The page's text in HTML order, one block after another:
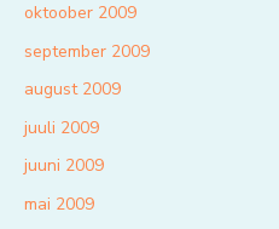
oktoober 2009
september 2009
august 2009
juuli 2009
juuni 2009
mai 2009